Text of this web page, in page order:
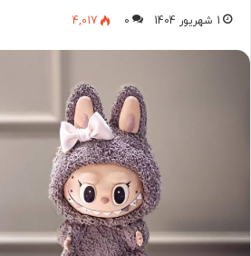
1 شهریور 1404 0
4,017